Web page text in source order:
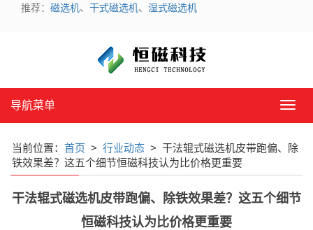
推荐： 磁选机、 干式磁选机、 湿式磁选机
导
单
导航菜单
当前位置： 首页 > 行业动态 > 干法辊式磁选机皮带跑偏、除
铁效果差？这五个细节恒磁科技认为比价格更重要
干法辊式磁选机皮带跑偏、除铁效果差？这五个细节
恒磁科技认为比价格更重要